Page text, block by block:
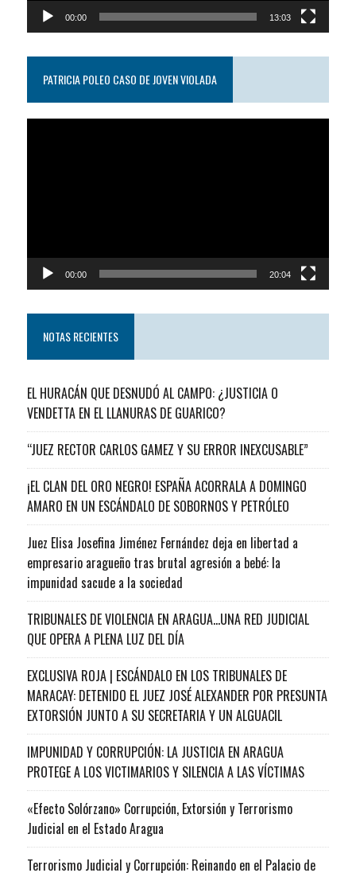
00:00 13:03
PATRICIA POLEO CASO DE JOVEN VIOLADA
00:00 20:04
NOTAS RECIENTES
EL HURACÁN QUE DESNUDÓ AL CAMPO: ¿JUSTICIA O
VENDETTA EN EL LLANURAS DE GUARICO?
“JUEZ RECTOR CARLOS GAMEZ Y SU ERROR INEXCUSABLE”
¡EL CLAN DEL ORO NEGRO! ESPAÑA ACORRALA A DOMINGO
AMARO EN UN ESCÁNDALO DE SOBORNOS Y PETRÓLEO
Juez Elisa Josefina Jiménez Fernández deja en libertad a
empresario aragueño tras brutal agresión a bebé: la
impunidad sacude a la sociedad
TRIBUNALES DE VIOLENCIA EN ARAGUA…UNA RED JUDICIAL
QUE OPERA A PLENA LUZ DEL DÍA
EXCLUSIVA ROJA | ESCÁNDALO EN LOS TRIBUNALES DE
MARACAY: DETENIDO EL JUEZ JOSÉ ALEXANDER POR PRESUNTA
EXTORSIÓN JUNTO A SU SECRETARIA Y UN ALGUACIL
IMPUNIDAD Y CORRUPCIÓN: LA JUSTICIA EN ARAGUA
PROTEGE A LOS VICTIMARIOS Y SILENCIA A LAS VÍCTIMAS
«Efecto Solórzano» Corrupción, Extorsión y Terrorismo
Judicial en el Estado Aragua
Terrorismo Judicial y Corrupción: Reinando en el Palacio de